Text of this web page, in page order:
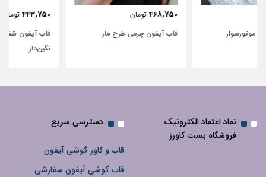
قاب آیفون چرمی طرح مار
قاب آیفون شفاف با پاپیون سفید و
نماد اعتماد الکترونیک
فروشگاه بست کاورز
دسترسی سریع
قاب و کاور گوشی آیفون
قاب گوشی آیفون سفارشی